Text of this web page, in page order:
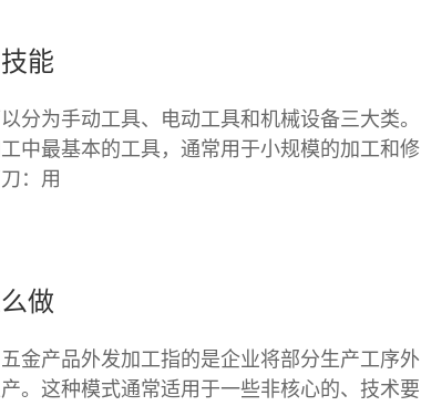
能
分为手动工具、电动工具和机械设备三大类。
中最基本的工具，通常用于小规模的加工和修
：用
做
金产品外发加工指的是企业将部分生产工序外
。这种模式通常适用于一些非核心的、技术要